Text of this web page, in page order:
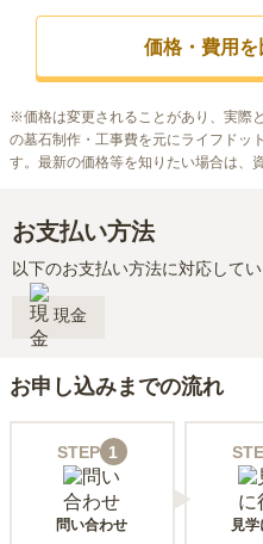
価格・費用を
※価格は変更されることがあり、実際
の墓石制作・工事費を元にライフドッ
す。最新の価格等を知りたい場合は、
お支払い方法
以下のお支払い方法に対応してい
現金
お申し込みまでの流れ
STEP 1
問い合わせ 見学